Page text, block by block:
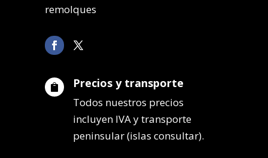
remolques
 Precios y transporte
Todos nuestros precios
incluyen IVA y transporte
peninsular (islas consultar).